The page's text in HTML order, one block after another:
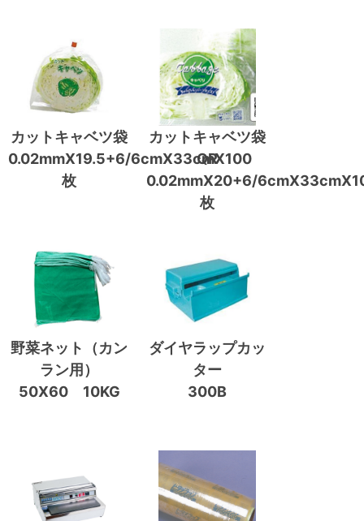
カットキャベツ袋
0.02mmX19.5+6/6cmX33cmX100
枚
カットキャベツ袋
QR
0.02mmX20+6/
枚
野菜ネット（カン
ラン用）
50X60 10KG
ダイヤラップカッ
ター
300B